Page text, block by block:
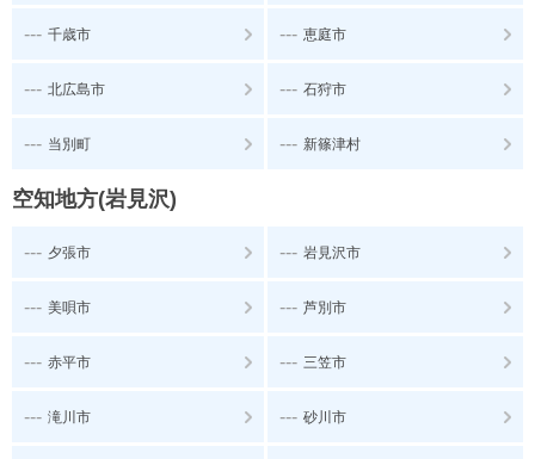
--- 千歳市 --- 恵庭市
--- 北広島市 --- 石狩市
--- 当別町 --- 新篠津村
空知地方(岩見沢)
--- 夕張市 --- 岩見沢市
--- 美唄市 --- 芦別市
--- 赤平市 --- 三笠市
--- 滝川市 --- 砂川市